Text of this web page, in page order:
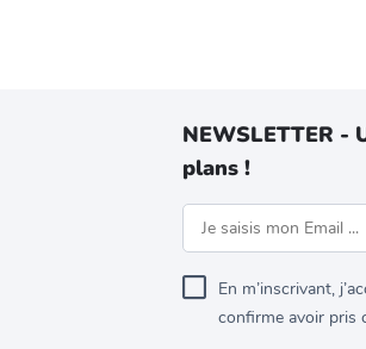
NEWSLETTER -
plans !
En m’inscrivant,
confirme avoir pris